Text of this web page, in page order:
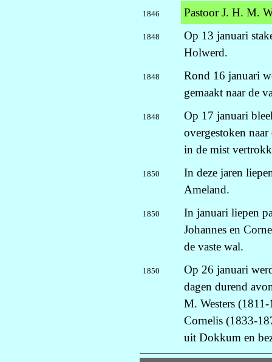
1846 Pastoor J. H. M.
1848
Op 13 januari
Holwerd.
1848
Rond 16 januari
gemaakt naar de
1848
Op 17 januari
overgestoken
in de mist
1850
In deze jaren
Ameland.
1850
In januari liepen
Johannes en
de vaste wal.
1850
Op 26 januari
dagen durend
M. Westers
Cornelis (1833-
uit Dokkum en